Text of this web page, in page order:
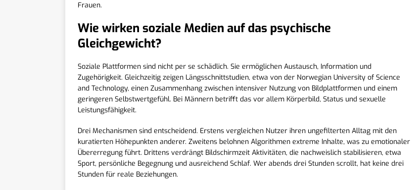
Frauen.
Wie wirken soziale Medien auf das psychische
Gleichgewicht?
Soziale Plattformen sind nicht per se schädlich. Sie ermöglichen Austausch, Information und
Zugehörigkeit. Gleichzeitig zeigen Längsschnittstudien, etwa von der Norwegian University of Science
and Technology, einen Zusammenhang zwischen intensiver Nutzung von Bildplattformen und einem
geringeren Selbstwertgefühl. Bei Männern betrifft das vor allem Körperbild, Status und sexuelle
Leistungsfähigkeit.
Drei Mechanismen sind entscheidend. Erstens vergleichen Nutzer ihren ungefilterten Alltag mit den
kuratierten Höhepunkten anderer. Zweitens belohnen Algorithmen extreme Inhalte, was zu emotionaler
Übererregung führt. Drittens verdrängt Bildschirmzeit Aktivitäten, die nachweislich stabilisieren, etwa
Sport, persönliche Begegnung und ausreichend Schlaf. Wer abends drei Stunden scrollt, hat keine drei
Stunden für reale Beziehungen.